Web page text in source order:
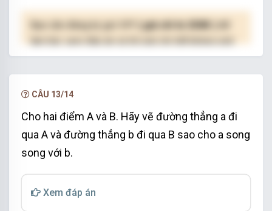
( giá chỉ từ 250K )
hạn.
CÂU 13/14
Cho hai điểm A và B. Hãy vẽ đường thẳng a đi
qua A và đường thẳng b đi qua B sao cho a song
song với b.
Xem đáp án